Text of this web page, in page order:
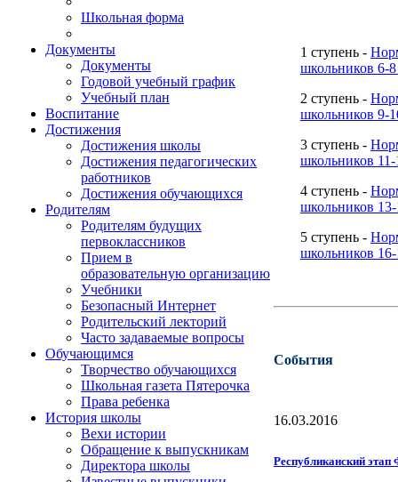
Школьная форма
Документы
Документы
Годовой учебный график
Учебный план
Воспитание
Достижения
Достижения школы
Достижения педагогических
работников
Достижения обучающихся
Родителям
Родителям будущих
первоклассников
Прием в
образовательную организацию
Учебники
Безопасный Интернет
Родительский лекторий
Часто задаваемые вопросы
Обучающимся
Творчество обучающихся
Школьная газета Пятерочка
Права ребенка
История школы
Вехи истории
Обращение к выпускникам
Директора школы
1 ступень -
школьников 6-8
2 ступень -
школьников 9-
3 ступень -
школьников 11-
4 ступень -
школьников 13-
5 ступень -
школьников 16-
События
16.03.2016
Республиканский